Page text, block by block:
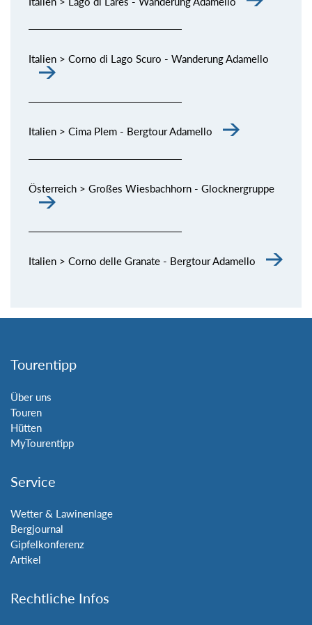
Italien > Corno di Lago Scuro - Wanderung Adamello
Italien > Cima Plem - Bergtour Adamello
Österreich > Großes Wiesbachhorn - Glocknergruppe
Italien > Corno delle Granate - Bergtour Adamello
Tourentipp
Über uns
Touren
Hütten
MyTourentipp
Service
Wetter & Lawinenlage
Bergjournal
Gipfelkonferenz
Artikel
Rechtliche Infos